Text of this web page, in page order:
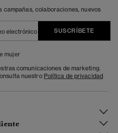
colaboraciones, nuevos
SUSCRÍBETE
mujer
comunicaciones de marketing.
nuestro Política de privacidad